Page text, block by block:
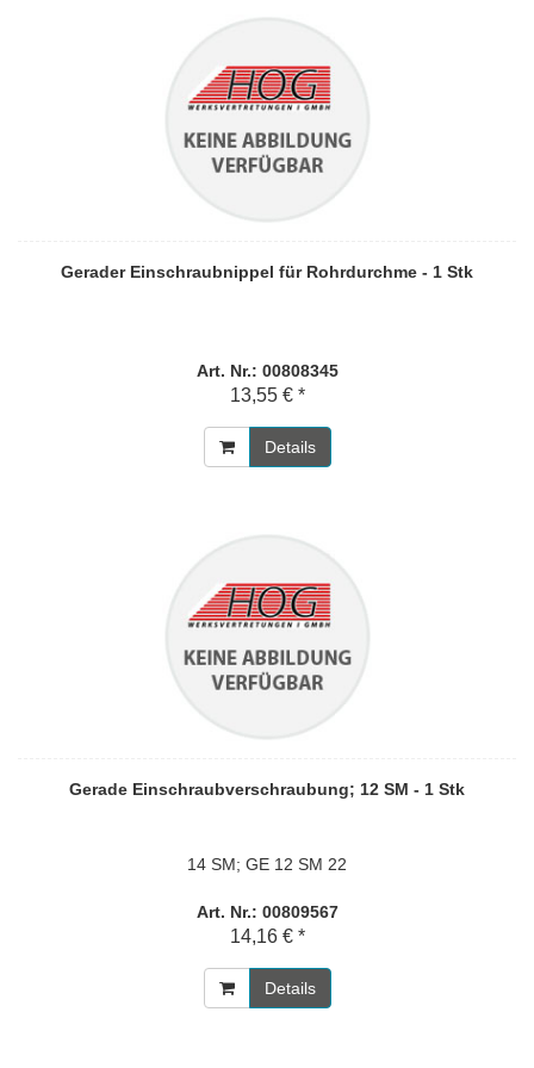
Gerader Einschraubnippel für Rohrdurchme - 1 Stk
Art. Nr.: 00808345
13,55 € *
Details
Gerade Einschraubverschraubung; 12 SM - 1 Stk
14 SM; GE 12 SM 22
Art. Nr.: 00809567
14,16 € *
Details